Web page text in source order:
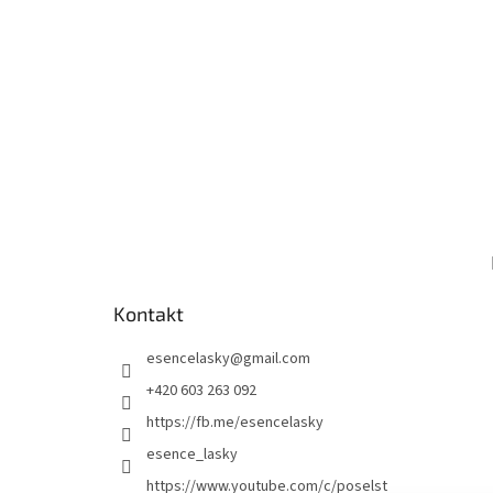
Kontakt
esencelasky@gmail.com
+420 603 263 092
https://fb.me/esencelasky
esence_lasky
https://www.youtube.com/c/poselst